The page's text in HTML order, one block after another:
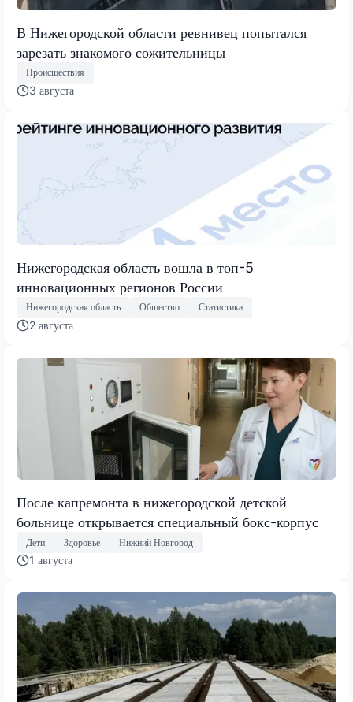
В Нижегородской области ревнивец попытался
зарезать знакомого сожительницы
Происшествия
3 августа
Нижегородская область вошла в топ-5
инновационных регионов России
Нижегородская область Общество Статистика
2 августа
После капремонта в нижегородской детской
больнице открывается специальный бокс-корпус
Дети Здоровье Нижний Новгород
1 августа